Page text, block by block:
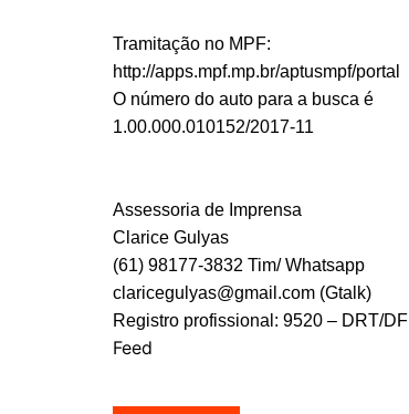
Tramitação no MPF:
http://apps.mpf.mp.br/aptusmpf/portal
O número do auto para a busca é
1.00.000.010152/2017-11
Assessoria de Imprensa
Clarice Gulyas
(61) 98177-3832 Tim/ Whatsapp
claricegulyas@gmail.com (Gtalk)
Registro profissional: 9520 – DRT/DF
Feed